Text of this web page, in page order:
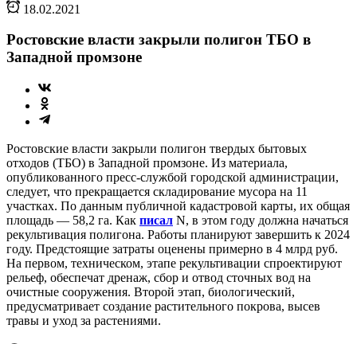
18.02.2021
Ростовские власти закрыли полигон ТБО в
Западной промзоне
Ростовские власти закрыли полигон твердых бытовых
отходов (ТБО) в Западной промзоне. Из материала,
опубликованного пресс-службой городской администрации,
следует, что прекращается складирование мусора на 11
участках. По данным публичной кадастровой карты, их общая
площадь — 58,2 га. Как писал N, в этом году должна начаться
рекультивация полигона. Работы планируют завершить к 2024
году. Предстоящие затраты оценены примерно в 4 млрд руб.
На первом, техническом, этапе рекультивации спроектируют
рельеф, обеспечат дренаж, сбор и отвод сточных вод на
очистные сооружения. Второй этап, биологический,
предусматривает создание растительного покрова, высев
травы и уход за растениями.